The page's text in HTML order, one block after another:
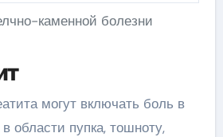
каменной болезни
могут включать боль в
области пупка, тошноту,